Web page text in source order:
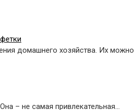
домашнего хозяйства. Их можно
– не самая привлекательная…